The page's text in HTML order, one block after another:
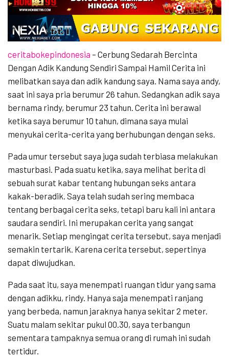
ceritabokepindonesia – Cerbung Sedarah Bercinta
Dengan Adik Kandung Sendiri Sampai Hamil Cerita ini
melibatkan saya dan adik kandung saya. Nama saya andy,
saat ini saya pria berumur 26 tahun. Sedangkan adik saya
bernama rindy, berumur 23 tahun. Cerita ini berawal
ketika saya berumur 10 tahun, dimana saya mulai
menyukai cerita-cerita yang berhubungan dengan seks.
Pada umur tersebut saya juga sudah terbiasa melakukan
masturbasi. Pada suatu ketika, saya melihat berita di
sebuah surat kabar tentang hubungan seks antara
kakak-beradik. Saya telah sudah sering membaca
tentang berbagai cerita seks, tetapi baru kali ini antara
saudara sendiri. Ini merupakan cerita yang sangat
menarik. Setiap mengingat cerita tersebut, saya menjadi
semakin tertarik. Karena cerita tersebut, sepertinya
dapat diwujudkan.
Pada saat itu, saya menempati ruangan tidur yang sama
dengan adikku, rindy. Hanya saja menempati ranjang
yang berbeda, namun jaraknya hanya sekitar 2 meter.
Suatu malam sekitar pukul 00.30, saya terbangun
sementara tampaknya semua orang di rumah ini sudah
tertidur.